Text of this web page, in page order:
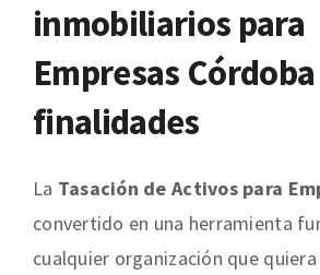
inmobiliarios para
Empresas
finalidades
La Tasación de Activos para
convertido en una herramienta
cualquier organización que